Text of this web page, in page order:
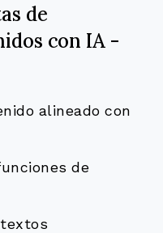
de
con IA -
alineado con
de